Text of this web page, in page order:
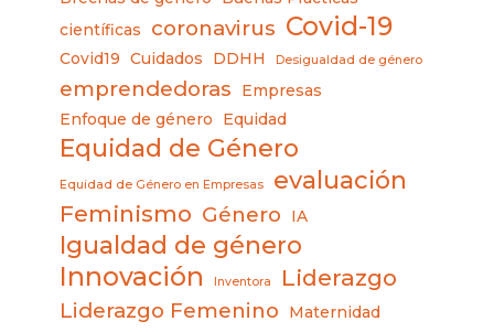
científicas
coronavirus Covid-19
Covid19 Cuidados DDHH Desigualdad de género
emprendedoras
Empresas
Enfoque de género
Equidad
Equidad de Género
Equidad de Género en Empresas evaluación
Feminismo Género IA
Igualdad de género
Innovación Inventora Liderazgo
Liderazgo Femenino Maternidad